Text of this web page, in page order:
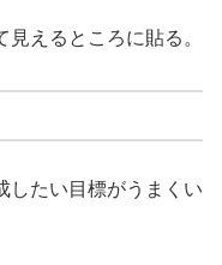
えるところに貼る。
したい目標がうまくい